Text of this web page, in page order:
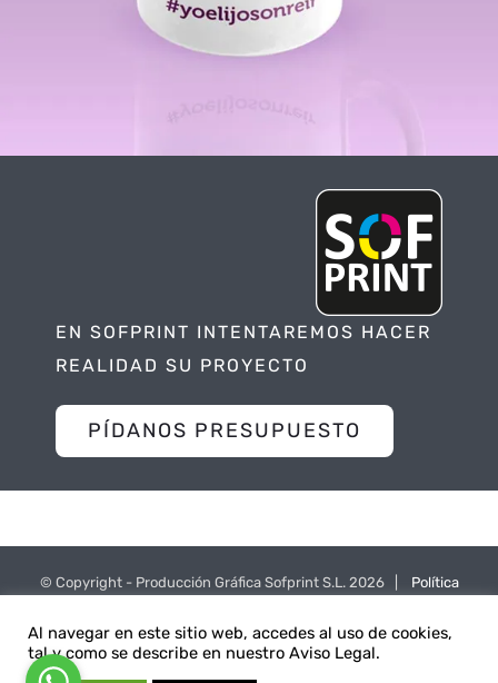
EN SOFPRINT INTENTAREMOS HACER
REALIDAD SU PROYECTO
PÍDANOS PRESUPUESTO
© Copyright - Producción Gráfica Sofprint S.L. 2026 | Política
Al navegar en este sitio web, accedes al uso de cookies,
tal y como se describe en nuestro Aviso Legal.